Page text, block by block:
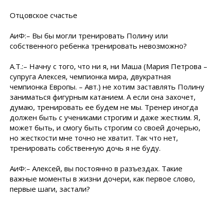
Отцовское счастье
АиФ:– Вы бы могли тренировать Полину или
собственного ребенка тренировать невозможно?
А.Т.:– Начну с того, что ни я, ни Маша (Мария Петрова –
супруга Алексея, чемпионка мира, двукратная
чемпионка Европы. – Авт.) не хотим заставлять Полину
заниматься фигурным катанием. А если она захочет,
думаю, тренировать ее будем не мы. Тренер иногда
должен быть с учениками строгим и даже жестким. Я,
может быть, и смогу быть строгим со своей дочерью,
но жесткости мне точно не хватит. Так что нет,
тренировать собственную дочь я не буду.
АиФ:– Алексей, вы постоянно в разъездах. Такие
важные моменты в жизни дочери, как первое слово,
первые шаги, застали?